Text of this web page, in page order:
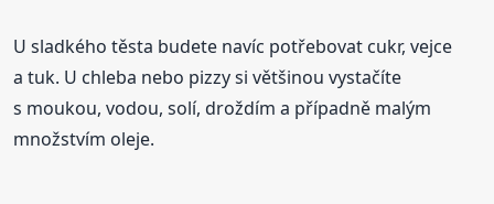
U sladkého těsta budete navíc potřebovat cukr, vejce
a tuk. U chleba nebo pizzy si většinou vystačíte
s moukou, vodou, solí, droždím a případně malým
množstvím oleje.